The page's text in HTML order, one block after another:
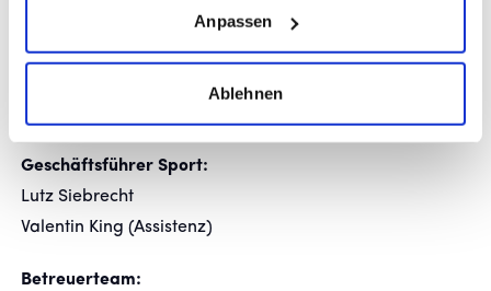
Anpassen
Ablehnen
(Chef-Trainer) Kerem Arslan
(Co-Trainer) Julian Leist, Jakob Braun
(Torwart-Trainer) Denis Jercic
Geschäftsführer Sport:
Lutz Siebrecht
Valentin King (Assistenz)
Betreuerteam: